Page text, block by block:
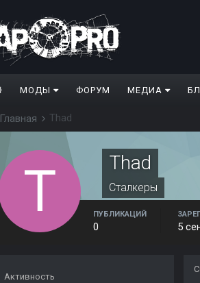
МОДЫ ФОРУМ МЕДИА
Главная Thad
Thad
Сталкеры
ПУБЛИКАЦИЙ
0 5
Активность